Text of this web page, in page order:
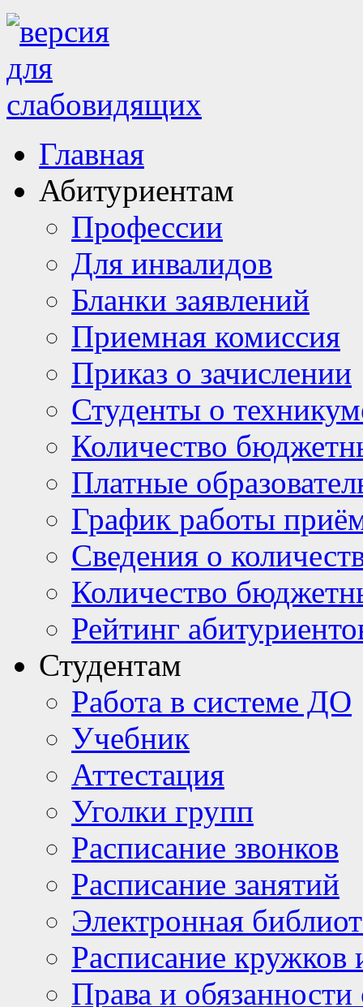
Главная
Абитуриентам
Профессии
Для инвалидов
Бланки заявлений
Приемная комиссия
Приказ о зачислении
Студенты о
Количество
Платные
График работы
Сведения о
Количество
Рейтинг
Студентам
Работа в системе ДО
Учебник
Аттестация
Уголки групп
Расписание звонков
Расписание занятий
Электронная
Расписание кружков
Права и